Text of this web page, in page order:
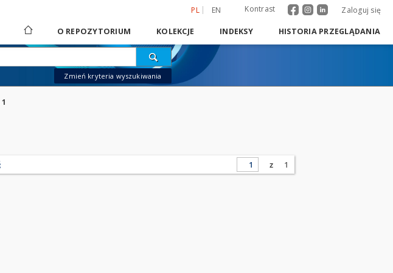
PL EN Kontrast Zaloguj się
O REPOZYTORIUM KOLEKCJE INDEKSY HISTORIA PRZEGLĄDANIA
Zmień kryteria wyszukiwania
1
z 1